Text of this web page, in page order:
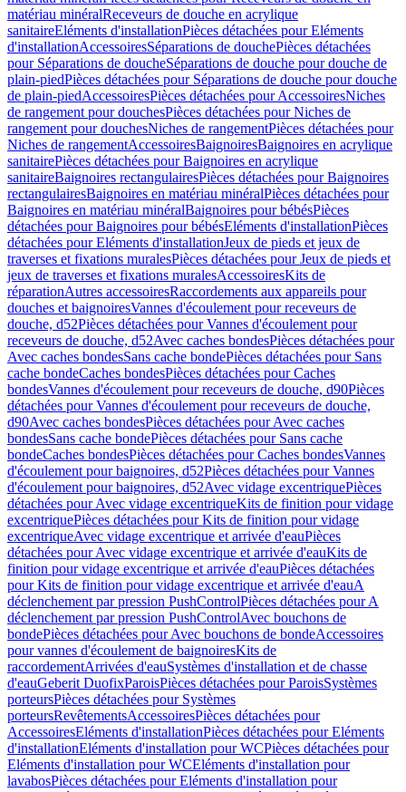
matériau minéralReceveurs de douche en acrylique
sanitaireEléments d'installationPièces détachées pour Eléments
d'installationAccessoiresSéparations de douchePièces détachées
pour Séparations de doucheSéparations de douche pour douche de
plain-piedPièces détachées pour Séparations de douche pour douche
de plain-piedAccessoiresPièces détachées pour AccessoiresNiches
de rangement pour douchesPièces détachées pour Niches de
rangement pour douchesNiches de rangementPièces détachées pour
Niches de rangementAccessoiresBaignoiresBaignoires en acrylique
sanitairePièces détachées pour Baignoires en acrylique
sanitaireBaignoires rectangulairesPièces détachées pour Baignoires
rectangulairesBaignoires en matériau minéralPièces détachées pour
Baignoires en matériau minéralBaignoires pour bébésPièces
détachées pour Baignoires pour bébésEléments d'installationPièces
détachées pour Eléments d'installationJeux de pieds et jeux de
traverses et fixations muralesPièces détachées pour Jeux de pieds et
jeux de traverses et fixations muralesAccessoiresKits de
réparationAutres accessoiresRaccordements aux appareils pour
douches et baignoiresVannes d'écoulement pour receveurs de
douche, d52Pièces détachées pour Vannes d'écoulement pour
receveurs de douche, d52Avec caches bondesPièces détachées pour
Avec caches bondesSans cache bondePièces détachées pour Sans
cache bondeCaches bondesPièces détachées pour Caches
bondesVannes d'écoulement pour receveurs de douche, d90Pièces
détachées pour Vannes d'écoulement pour receveurs de douche,
d90Avec caches bondesPièces détachées pour Avec caches
bondesSans cache bondePièces détachées pour Sans cache
bondeCaches bondesPièces détachées pour Caches bondesVannes
d'écoulement pour baignoires, d52Pièces détachées pour Vannes
d'écoulement pour baignoires, d52Avec vidage excentriquePièces
détachées pour Avec vidage excentriqueKits de finition pour vidage
excentriquePièces détachées pour Kits de finition pour vidage
excentriqueAvec vidage excentrique et arrivée d'eauPièces
détachées pour Avec vidage excentrique et arrivée d'eauKits de
finition pour vidage excentrique et arrivée d'eauPièces détachées
pour Kits de finition pour vidage excentrique et arrivée d'eauA
déclenchement par pression PushControlPièces détachées pour A
déclenchement par pression PushControlAvec bouchons de
bondePièces détachées pour Avec bouchons de bondeAccessoires
pour vannes d'écoulement de baignoiresKits de
raccordementArrivées d'eauSystèmes d'installation et de chasse
d'eauGeberit DuofixParoisPièces détachées pour ParoisSystèmes
porteursPièces détachées pour Systèmes
porteursRevêtementsAccessoiresPièces détachées pour
AccessoiresEléments d'installationPièces détachées pour Eléments
d'installationEléments d'installation pour WCPièces détachées pour
Eléments d'installation pour WCEléments d'installation pour
lavabosPièces détachées pour Eléments d'installation pour